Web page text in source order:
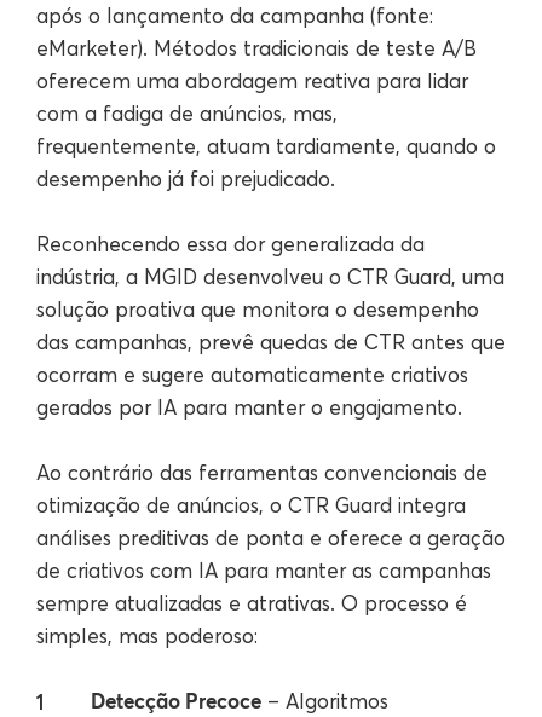
após o lançamento da campanha (fonte:
eMarketer). Métodos tradicionais de teste A/B
oferecem uma abordagem reativa para lidar
com a fadiga de anúncios, mas,
frequentemente, atuam tardiamente, quando o
desempenho já foi prejudicado.
Reconhecendo essa dor generalizada da
indústria, a MGID desenvolveu o CTR Guard, uma
solução proativa que monitora o desempenho
das campanhas, prevê quedas de CTR antes que
ocorram e sugere automaticamente criativos
gerados por IA para manter o engajamento.
Ao contrário das ferramentas convencionais de
otimização de anúncios, o CTR Guard integra
análises preditivas de ponta e oferece a geração
de criativos com IA para manter as campanhas
sempre atualizadas e atrativas. O processo é
simples, mas poderoso:
Detecção Precoce – Algoritmos